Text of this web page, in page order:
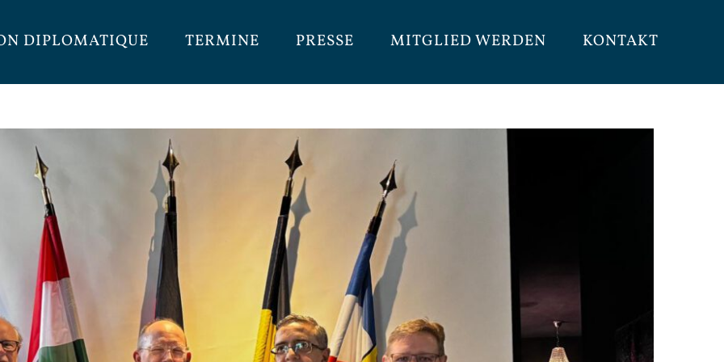
DIPLOMATIQUE TERMINE PRESSE MITGLIED WERDEN KONTAKT